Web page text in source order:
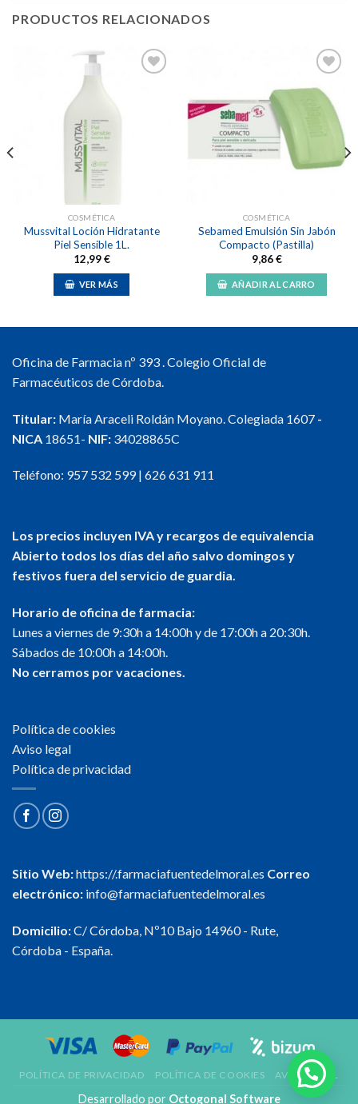
PRODUCTOS RELACIONADOS
COSMÉTICA
Mussvital Loción Hidratante
Piel Sensible 1L.
12,99€
VER MÁS
Añadir
COSMÉTICA
Sebamed Emulsión Sin Jabón
Compacto (Pastilla)
9,86€
AÑADIR AL CARRO
Oficina de Farmacia nº 393 . Colegio Oficial de
Farmacéuticos de Córdoba.
Titular: María Araceli Roldán Moyano. Colegiada 1607 -
NICA 18651- NIF: 34028865C
Teléfono: 957 532 599| 626 631 911
Los precios incluyen IVA y recargos de equivalencia
Abierto todos los días del año salvo domingos y
festivos fuera del servicio de guardia.
Horario de oficina de farmacia:
Lunes a viernes de 9:30h a 14:00h y de 17:00h a 20:30h.
Sábados de 10:00h a 14:00h.
No cerramos por vacaciones.
Política de cookies
Aviso legal
Política de privacidad
Sitio Web:https://.farmaciafuentedelmoral.es Correo
electrónico: info@farmaciafuentedelmoral.es
Domicilio:C/ Córdoba, Nº10 Bajo 14960 - Rute,
Córdoba - España.
POLÍTICA DE PRIVACIDAD POLÍTICA DE COOKIES AVISO LEGAL
Desarrollado por Octogonal Software